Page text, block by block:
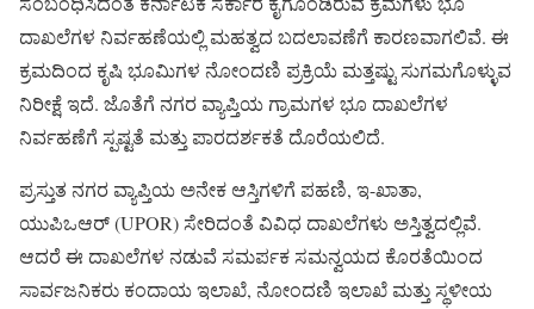
ದಾಖಲೆಗಳ ನಿರ್ವಹಣೆಯಲ್ಲಿ ಮಹತ್ವದ ಬದಲಾವಣೆಗೆ ಕಾರಣವಾಗಲಿವೆ. ಈ
ಕ್ರಮದಿಂದ ಕೃಷಿ ಭೂಮಿಗಳ ನೋಂದಣಿ ಪ್ರಕ್ರಿಯೆ ಮತ್ತಷ್ಟು ಸುಗಮಗೊಳ್ಳುವ
ನಿರೀಕ್ಷೆ ಇದೆ. ಜೊತೆಗೆ ನಗರ ವ್ಯಾಪ್ತಿಯ ಗ್ರಾಮಗಳ ಭೂ ದಾಖಲೆಗಳ
ನಿರ್ವಹಣೆಗೆ ಸ್ಪಷ್ಟತೆ ಮತ್ತು ಪಾರದರ್ಶಕತೆ ದೊರೆಯಲಿದೆ.
ಪ್ರಸ್ತುತ ನಗರ ವ್ಯಾಪ್ತಿಯ ಅನೇಕ ಆಸ್ತಿಗಳಿಗೆ ಪಹಣಿ, ಇ-ಖಾತಾ,
ಯುಪಿಒಆರ್ (UPOR) ಸೇರಿದಂತೆ ವಿವಿಧ ದಾಖಲೆಗಳು ಅಸ್ತಿತ್ವದಲ್ಲಿವೆ.
ಆದರೆ ಈ ದಾಖಲೆಗಳ ನಡುವೆ ಸಮರ್ಪಕ ಸಮನ್ವಯದ ಕೊರತೆಯಿಂದ
ಸಾರ್ವಜನಿಕರು ಕಂದಾಯ ಇಲಾಖೆ, ನೋಂದಣಿ ಇಲಾಖೆ ಮತ್ತು ಸ್ಥಳೀಯ